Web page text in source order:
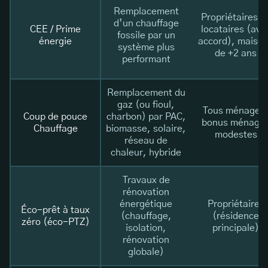
CEE / Prime
énergie
Remplacement
d’un chauffage
fossile par un
système plus
performant
Propriétaires
locataires
accord),
de +2 ans
Coup de pouce
Chauffage
Remplacement du
gaz (ou fioul,
charbon) par PAC,
biomasse, solaire,
réseau de
chaleur, hybride
Tous ménages,
bonus
modestes
Éco-prêt à taux
zéro (éco-PTZ)
Travaux de
rénovation
énergétique
(chauffage,
isolation,
rénovation
globale)
Propriétaires
(résidence
principale)